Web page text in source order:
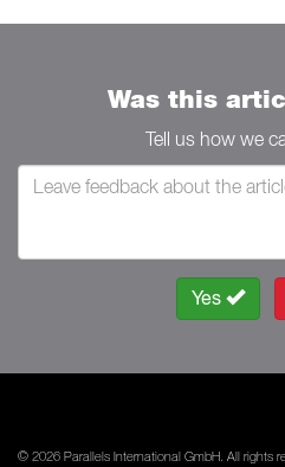
Was this
Tell us how we
Yes
© 2026 Parallels International GmbH. All rights